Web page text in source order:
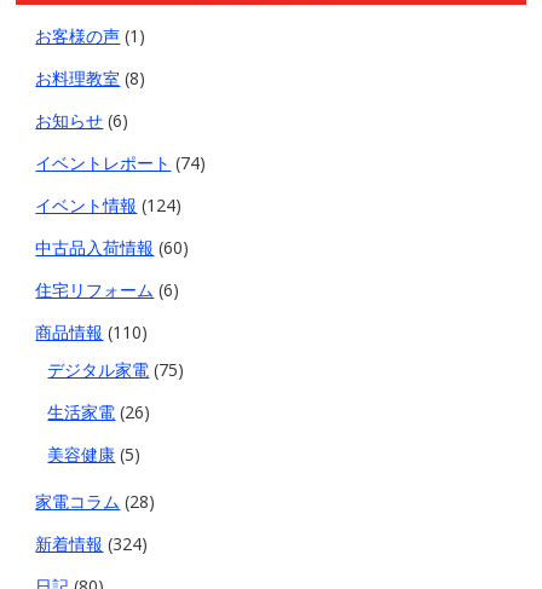
お客様の声 (1)
お料理教室 (8)
お知らせ (6)
イベントレポート (74)
イベント情報 (124)
中古品入荷情報 (60)
住宅リフォーム (6)
商品情報 (110)
デジタル家電 (75)
生活家電 (26)
美容健康 (5)
家電コラム (28)
新着情報 (324)